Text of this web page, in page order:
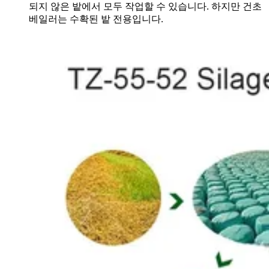
되지 않은 밭에서 모두 작업할 수 있습니다. 하지만 건초
베일러는 수확된 밭 전용입니다.